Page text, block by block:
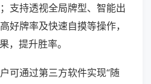
支持透视全局牌型、智能出
好牌率及快速自摸等操作，
，提升胜率。
可通过第三方软件实现“随